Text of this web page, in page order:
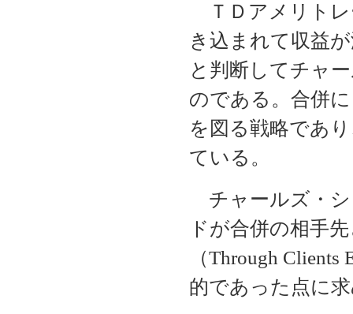
ＴＤアメリトレ
き込まれて収益
と判断してチャ
のである。合併
を図る戦略であ
ている。
チャールズ・シ
ドが合併の相手
（Through
的であった点に